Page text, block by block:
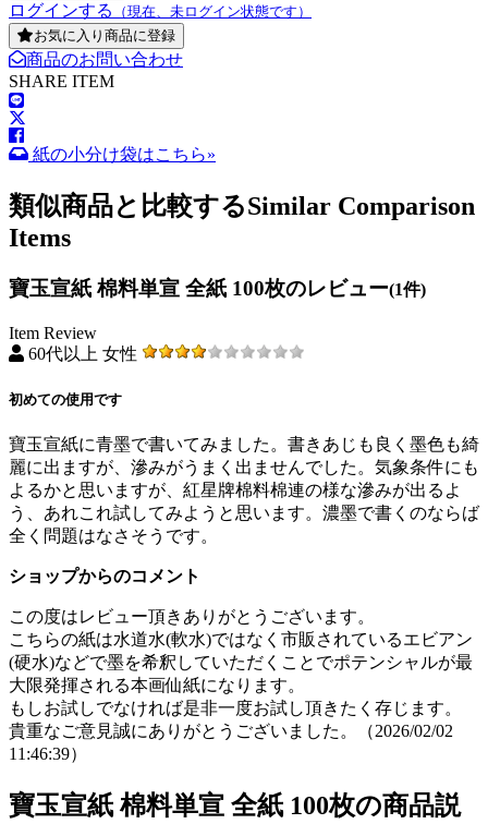
ログインする
（現在、未ログイン状態です）
お気に入り商品に登録
商品のお問い合わせ
SHARE ITEM
紙の小分け袋はこちら»
類似商品と比較するSimilar Comparison
Items
寶玉宣紙 棉料単宣 全紙 100枚のレビュー(1件)
Item Review
60代以上 女性
初めての使用です
寶玉宣紙に青墨で書いてみました。書きあじも良く墨色も綺
麗に出ますが、滲みがうまく出ませんでした。気象条件にも
よるかと思いますが、紅星牌棉料棉連の様な滲みが出るよ
う、あれこれ試してみようと思います。濃墨で書くのならば
全く問題はなさそうです。
ショップからのコメント
この度はレビュー頂きありがとうございます。
こちらの紙は水道水(軟水)ではなく市販されているエビアン
(硬水)などで墨を希釈していただくことでポテンシャルが最
大限発揮される本画仙紙になります。
もしお試しでなければ是非一度お試し頂きたく存じます。
貴重なご意見誠にありがとうございました。（2026/02/02
11:46:39）
寶玉宣紙 棉料単宣 全紙 100枚の商品説